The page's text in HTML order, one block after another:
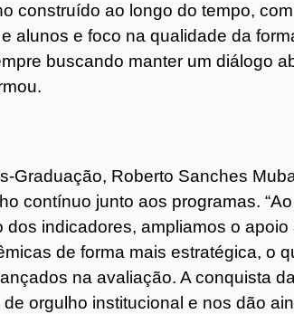
construído ao longo do tempo,
alunos e foco na qualidade da
buscando manter um diálogo
Graduação, Roberto Sanches
contínuo junto aos programas.
indicadores, ampliamos o
de forma mais estratégica, o
na avaliação. A conquista
orgulho institucional e nos dão